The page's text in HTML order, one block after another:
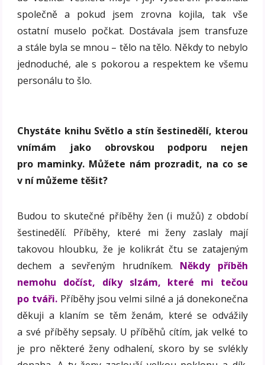
společně a pokud jsem zrovna kojila, tak vše
ostatní muselo počkat. Dostávala jsem transfuze
a stále byla se mnou – tělo na tělo. Někdy to nebylo
jednoduché, ale s pokorou a respektem ke všemu
personálu to šlo.
Chystáte knihu Světlo a stín šestinedělí, kterou
vnímám jako obrovskou podporu nejen
pro maminky. Můžete nám prozradit, na co se
v ní můžeme těšit?
Budou to skutečné příběhy žen (i mužů) z období
šestinedělí. Příběhy, které mi ženy zaslaly mají
takovou hloubku, že je kolikrát čtu se zatajeným
dechem a sevřeným hrudníkem. Někdy příběh
nemohu dočíst, díky slzám, které mi tečou
po tváři. Příběhy jsou velmi silné a já donekonečna
děkuji a klaním se těm ženám, které se odvážily
a své příběhy sepsaly. U příběhů cítím, jak velké to
je pro některé ženy odhalení, skoro by se svlékly